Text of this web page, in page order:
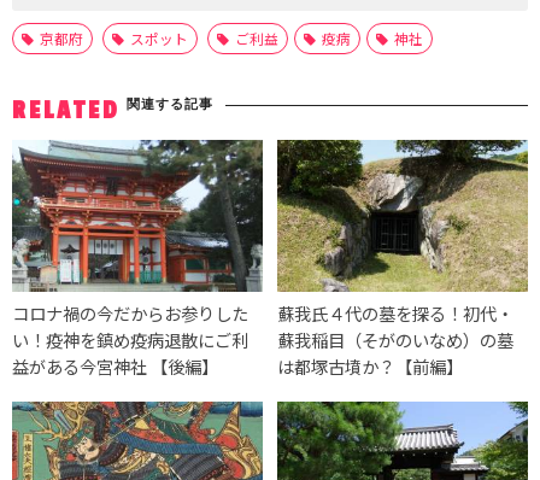
京都府 スポット ご利益 疫病 神社
RELATED 関連する記事
コロナ禍の今だからお参りした
い！疫神を鎮め疫病退散にご利
益がある今宮神社 【後編】
蘇我氏４代の墓を探る！初代・
蘇我稲目（そがのいなめ）の墓
は都塚古墳か？【前編】